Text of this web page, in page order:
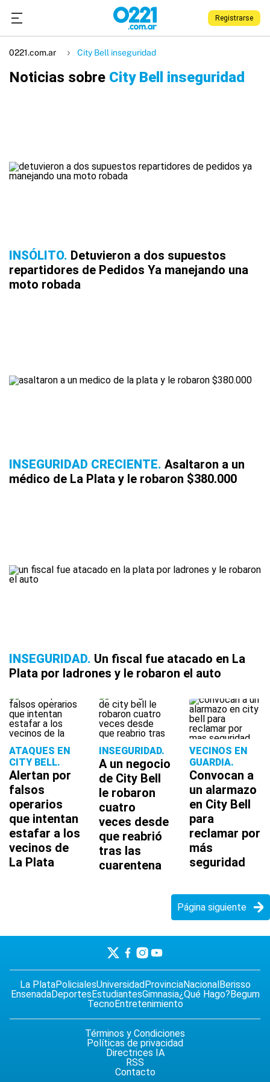
Registrarse
0221.com.ar City Bell inseguridad
Noticias sobre City Bell inseguridad
INSÓLITO Detuvieron a dos supuestos
repartidores de Pedidos Ya manejando una
moto robada
INSEGURIDAD CRECIENTE Asaltaron a un
médico de La Plata y le robaron $380.000
INSEGURIDAD Un fiscal fue atacado en La
Plata por ladrones y le robaron el auto
ATAQUES EN
CITY BELL
Alertan por
falsos
operarios
que intentan
estafar a los
vecinos de
La Plata
INSEGURIDAD
A un negocio
de City Bell
le robaron
cuatro
veces desde
que reabrió
tras las
cuarentena
VECINOS EN
GUARDIA
Convocan a
un alarmazo
en City Bell
para
reclamar por
más
seguridad
Página siguiente
La PlataPolicialesUniversidadProvinciaNacionalBerisso
EnsenadaDeportesEstudiantesGimnasia¿Qué Hago?Begum
TecnoEntretenimiento
Términos y Condiciones
Políticas de privacidad
Directrices IA
RSS
Contacto